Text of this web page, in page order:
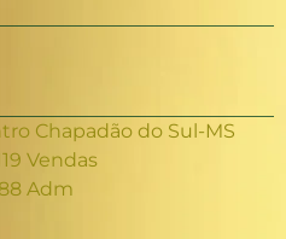
Chapadão do Sul-MS
Vendas
Adm